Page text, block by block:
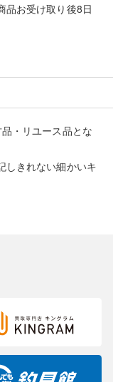
品お受け取り後8日
での返品はお受け
ては承ることがで
・リユース品とな
しきれない細かいキ
掲載しています。
す。色調などご不
せください。